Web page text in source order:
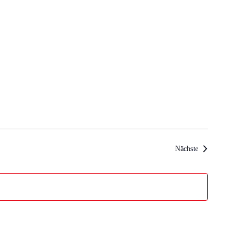
NächsteVeranstaltungen